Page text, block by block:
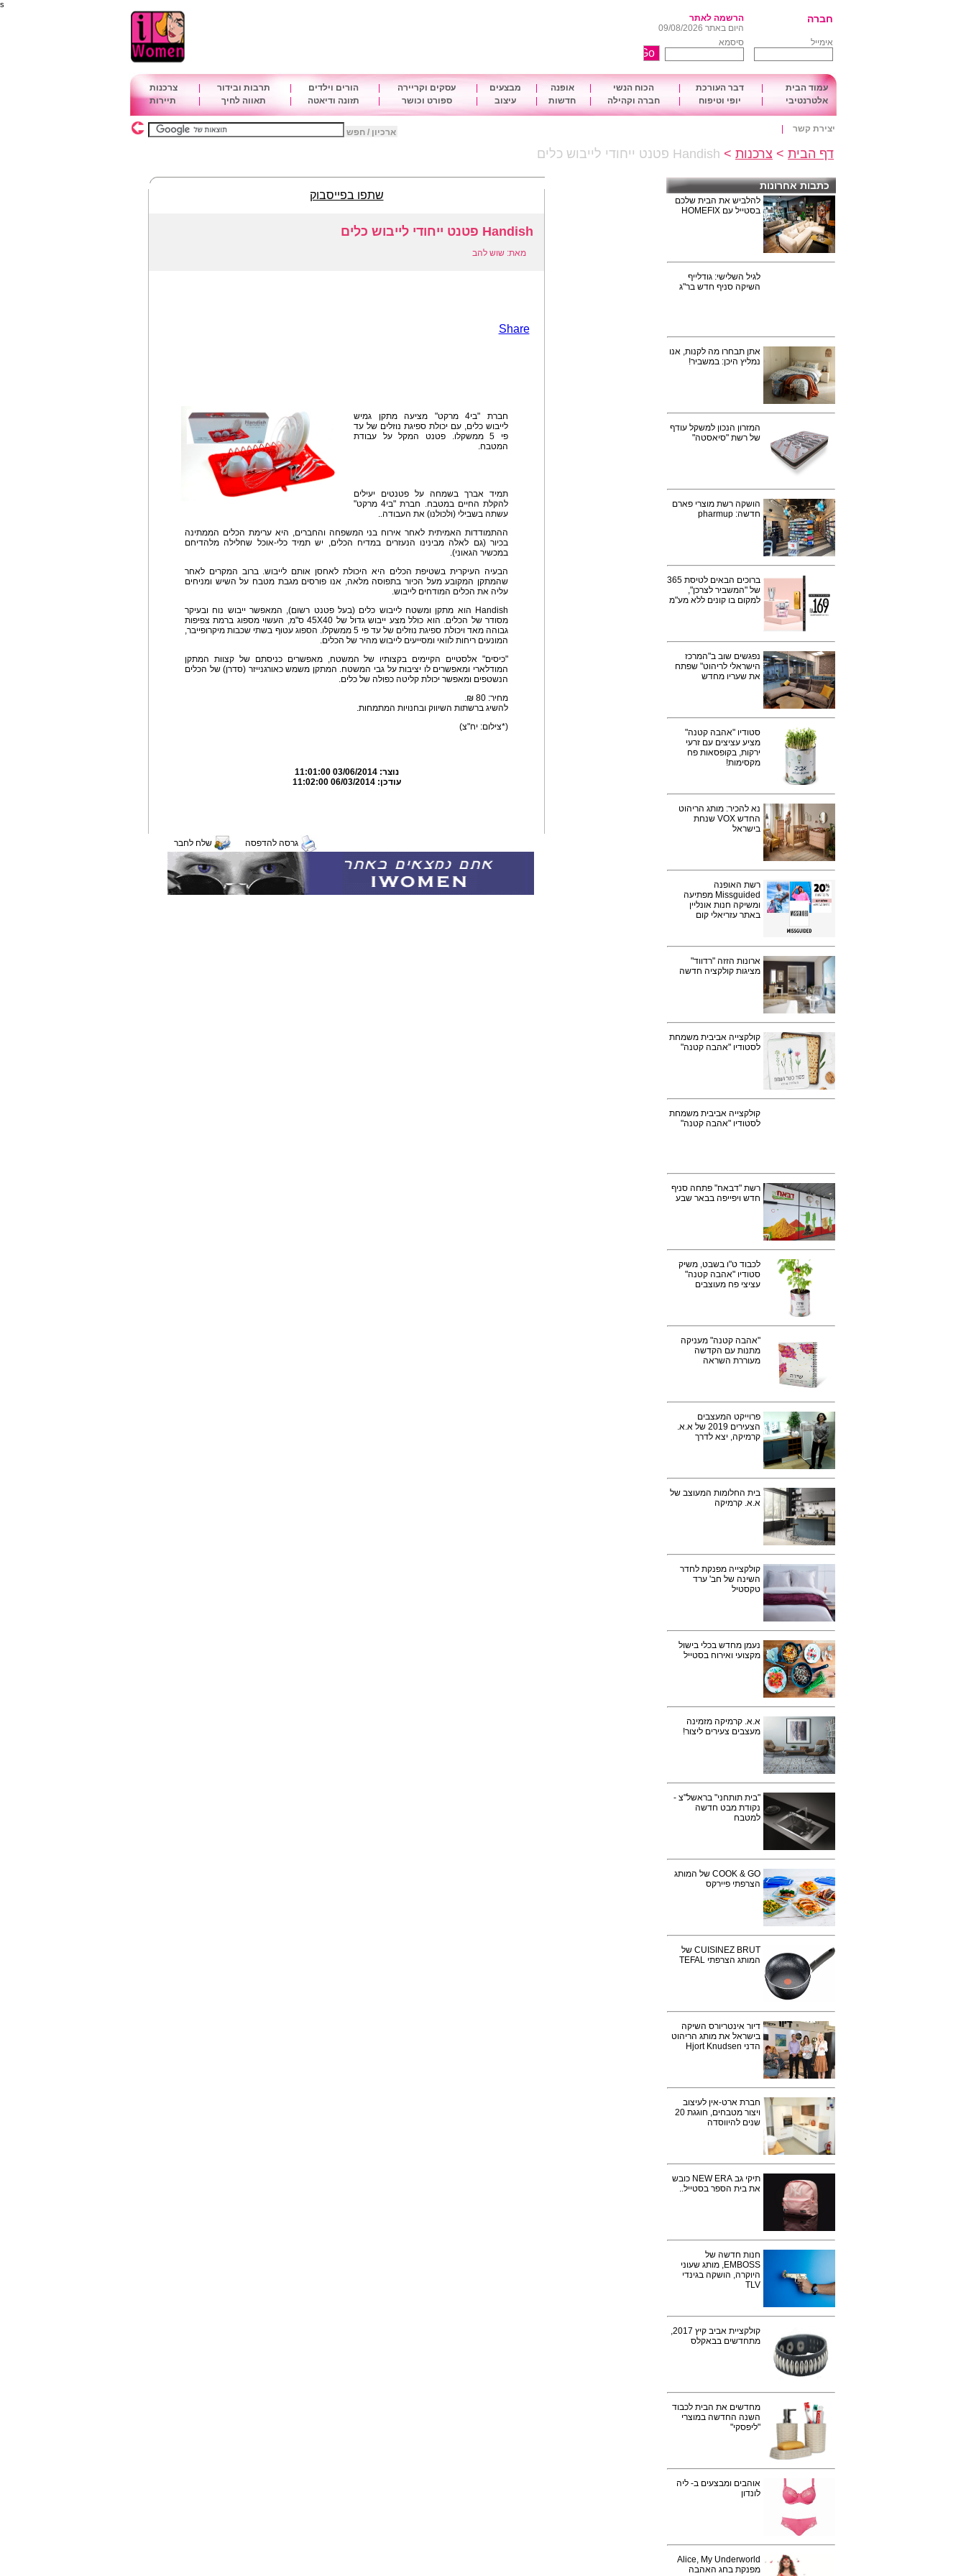
s
חברה
הרשמה לאתר
היום באתר 09/08/2026
אימייל
סיסמא
עמוד הבית דבר העורכת הכוח הנשי אופנה מבצעים עסקים וקריירה הורים וילדים תרבות ובידור
צרכנות
אלטרנטיבי
יופי וטיפוח חברה וקהילה חדשות עיצוב ספורט וכושר תזונה ודיאטה תאווה לחיך תיירות
יצירת קשר ארכיון / חפש
דף הבית > צרכנות > Handish פטנט ייחודי לייבוש כלים
כתבות אחרונות
להלביש את הבית שלכם
בסטייל עם HOMEFIX
לגיל השלישי: גודלייף
השיקה סניף חדש בר"ג
אתן תבחרו מה לקנות, אנו
נמליץ היכן: במשביר!
המזרון הנכון למשקל עודף
של רשת "סיאסטה"
הושקה רשת מוצרי פארם
חדשה: pharmup
ברוכים הבאים לטיסת 365
של "המשביר לצרכן",
למקום בו קונים ללא מע"מ
נפגשים שוב ב"המרכז
הישראלי לריהוט" שפתח
את שעריו מחדש
סטודיו "אהבה קטנה"
מציע עציצים עם זרעי
ירקות, בקופסאות פח
מקסימות!
נא להכיר: מותג הריהוט
החדש VOX שנחת
בישראל
רשת האופנה
Missguided מפתיעה
ומשיקה חנות אונליין
באתר עזריאלי קום
ארונות הזזה "רדווד"
מציגות קולקציה חדשה
קולקצייה אביבית משמחת
לסטודיו "אהבה קטנה"
קולקצייה אביבית משמחת
לסטודיו "אהבה קטנה"
רשת "דבאח" פתחה סניף
חדש ויפייפה בבאר שבע
לכבוד ט"ו בשבט, משיק
סטודיו "אהבה קטנה"
עציצי פח מעוצבים
"אהבה קטנה" מעניקה
מתנות עם הקדשה
מעוררת השראה
פרוייקט המעצבים
הצעירים 2019 של א.א.
קרמיקה, יצא לדרך
בית החלומות המעוצב של
א.א. קרמיקה
קולקצייה מפנקת לחדר
השינה של חב' ערד
טקסטיל
נעמן מחדש בכלי בישול
מקצועי ואירוח בסטייל
א.א. קרמיקה מזמינה
מעצבים צעירים ליצור!
"בית תותחני" בראשל"צ -
נקודת מבט חדשה
למטבח
COOK & GO של המותג
הצרפתי פיירקס
CUISINEZ BRUT של
המותג הצרפתי TEFAL
דיור אינטריורס השיקה
בישראל את מותג הריהוט
הדני Hjort Knudsen
חברת ארט-אין לעיצוב
ויצור מטבחים, חוגגת 20
שנים להיווסדה
תיקי גב NEW ERA כובש
את בית הספר בסטייל..
חנות חדשה של
EMBOSS, מותג שעוני
היוקרה, הושקה בגינדי
TLV
קולקציית אביב קיץ 2017,
מתחדשים בבאקלס
מחדשים את הבית לכבוד
השנה החדשה במוצרי
"ליפסקי"
אוהבים ומבצעים ב- ליה
לונדון
Alice, My Underworld
מפנקת בחג האהבה
שתפו בפייסבוק
Handish פטנט ייחודי לייבוש כלים
מאת: שוש להב
Share
חברת "בי4 מרקט" מציעה מתקן גמיש
לייבוש כלים, עם יכולת ספיגת נוזלים של עד
פי 5 ממשקלו. פטנט המקל על עבודת
המטבח.
תמיד אברך בשמחה על פטנטים יעילים
להקלת החיים במטבח. חברת "בי4 מרקט"
עשתה בשבילי (ולכולנו) את העבודה..
ההתמודדות האמיתית לאחר אירוח בני המשפחה והחברים, היא ערימת הכלים הממתינה
בכיור (גם לאלה מבינינו הנעזרים במדיח הכלים, יש תמיד כלי-אוכל שחלילה מלהדיחם
במכשיר הגאוני).
הבעיה העיקרית בשטיפת הכלים היא היכולת לאחסן אותם לייבוש. ברוב המקרים לאחר
שהמתקן המקובע מעל הכיור בתפוסה מלאה, אנו פורסים מגבת מטבח על השיש ומניחים
עליה את הכלים המודחים לייבוש.
Handish הוא מתקן ומשטח לייבוש כלים (בעל פטנט רשום), המאפשר ייבוש נוח ובעיקר
מסודר של הכלים. הוא כולל מצע ייבוש גדול של 45X40 ס"מ, העשוי מספוג ברמת צפיפות
גבוהה מאד ויכולת ספיגת נוזלים של עד פי 5 ממשקלו. הספוג עטוף בשתי שכבות מיקרופייבר,
המונעים ריחות לוואי ומסייעים לייבוש מהיר של הכלים.
"כיסים" אלסטיים הקיימים בקצותיו של המשטח, מאפשרים כניסתם של קצוות המתקן
המודלארי ומאפשרים לו יציבות על גבי המשטח. המתקן משמש כאורגנייזר (סדרן) של הכלים
הנשטפים ומאפשר יכולת קליטה כפולה של כלים.
מחיר: 80 ₪.
להשיג ברשתות השיווק ובחנויות המתמחות.
(*צילום: יח"צ)
נוצר:03/06/2014 11:01:00
עודכן:06/03/2014 11:02:00
גרסה להדפסה שלח לחבר